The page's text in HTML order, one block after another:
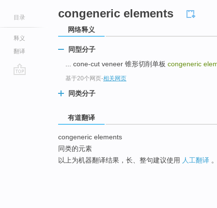
目录
释义
翻译
congeneric elements
网络释义
同型分子
... cone-cut veneer 锥形切削单板 congeneric
基于20个网页-相关网页
同类分子
有道翻译
congeneric elements
同类的元素
以上为机器翻译结果，长、整句建议使用 人工翻译